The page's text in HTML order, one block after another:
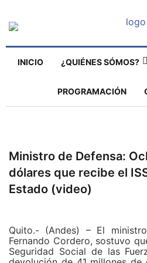
INICIO ¿QUIÉNES SÓMOS?
PROGRAMACIÓN
Ministro de Defensa:
dólares que recibe el
Estado (video)
Quito.- (Andes) – El
Fernando Cordero, sostuvo
Seguridad Social de las